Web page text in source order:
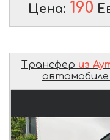
Цена: 190
Трансфер из
автомобиле